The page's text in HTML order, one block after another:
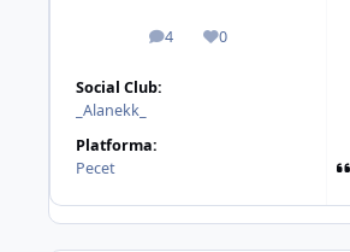
4
odpowiedzi
0
Reputacja
Social Club:
_Alanekk_
Platforma:
Pecet